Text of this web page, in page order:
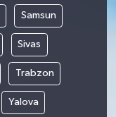
Samsun
Sivas
Trabzon
Yalova